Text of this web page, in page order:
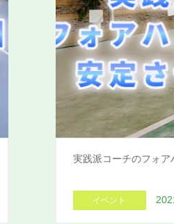
実践派コーチのフォア
イベント